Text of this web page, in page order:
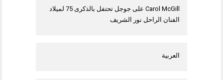
Carol McGill على
جوجل تحتفل بالذكرى 75 لميلاد
الفنان الراحل نور الشريف
العربية